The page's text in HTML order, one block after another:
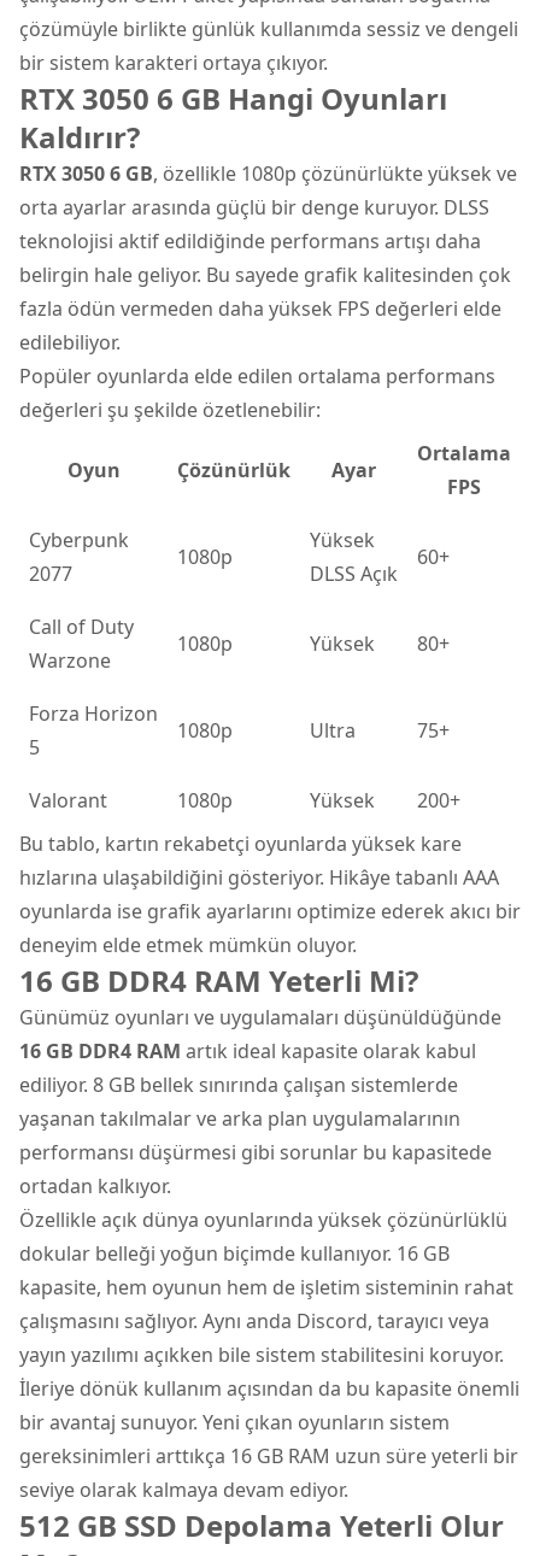
çözümüyle birlikte günlük kullanımda sessiz ve dengeli
bir sistem karakteri ortaya çıkıyor.
RTX 3050 6 GB Hangi Oyunları
Kaldırır?
RTX 3050 6 GB, özellikle 1080p çözünürlükte yüksek ve
orta ayarlar arasında güçlü bir denge kuruyor. DLSS
teknolojisi aktif edildiğinde performans artışı daha
belirgin hale geliyor. Bu sayede grafik kalitesinden çok
fazla ödün vermeden daha yüksek FPS değerleri elde
edilebiliyor.
Popüler oyunlarda elde edilen ortalama performans
değerleri şu şekilde özetlenebilir:
Oyun Çözünürlük Ayar
Ortalama
FPS
Cyberpunk
2077
1080p
Yüksek
DLSS Açık
60+
Call of Duty
Warzone
1080p Yüksek 80+
Forza Horizon
5
1080p Ultra 75+
Valorant 1080p Yüksek
200+
Bu tablo, kartın rekabetçi oyunlarda yüksek kare
hızlarına ulaşabildiğini gösteriyor. Hikâye tabanlı AAA
oyunlarda ise grafik ayarlarını optimize ederek akıcı bir
deneyim elde etmek mümkün oluyor.
16 GB DDR4 RAM Yeterli Mi?
Günümüz oyunları ve uygulamaları düşünüldüğünde
16 GB DDR4 RAM artık ideal kapasite olarak kabul
ediliyor. 8 GB bellek sınırında çalışan sistemlerde
yaşanan takılmalar ve arka plan uygulamalarının
performansı düşürmesi gibi sorunlar bu kapasitede
ortadan kalkıyor.
Özellikle açık dünya oyunlarında yüksek çözünürlüklü
dokular belleği yoğun biçimde kullanıyor. 16 GB
kapasite, hem oyunun hem de işletim sisteminin rahat
çalışmasını sağlıyor. Aynı anda Discord, tarayıcı veya
yayın yazılımı açıkken bile sistem stabilitesini koruyor.
İleriye dönük kullanım açısından da bu kapasite önemli
bir avantaj sunuyor. Yeni çıkan oyunların sistem
gereksinimleri arttıkça 16 GB RAM uzun süre yeterli bir
seviye olarak kalmaya devam ediyor.
512 GB SSD Depolama Yeterli Olur